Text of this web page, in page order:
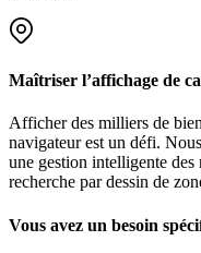
Maîtriser l’affichage de
Afficher des milliers de
navigateur est un défi.
une gestion intelligente
recherche par dessin de
Vous avez un besoin